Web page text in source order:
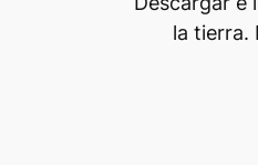
la tierra.